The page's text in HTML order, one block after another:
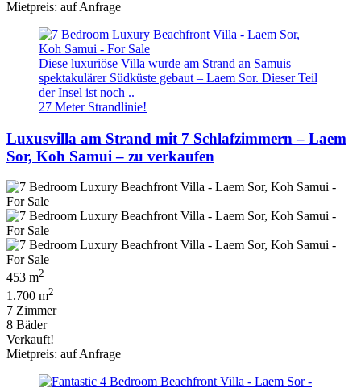
Mietpreis: auf Anfrage
Diese luxuriöse Villa wurde am Strand an Samuis
spektakulärer Südküste gebaut – Laem Sor. Dieser Teil
der Insel ist noch ..
27 Meter Strandlinie!
Luxusvilla am Strand mit 7 Schlafzimmern – Laem
Sor, Koh Samui – zu verkaufen
453 m2
1.700 m2
7 Zimmer
8 Bäder
Verkauft!
Mietpreis: auf Anfrage